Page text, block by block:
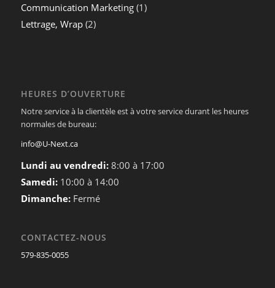
Communication Marketing(1)
Lettrage, Wrap(2)
HEURES D’OUVERTURE
Notre service à la clientèle est à votre service durant les heures
normales de bureau:
info@U-Next.ca
Lundi au vendredi: 8:00 à 17:00
Samedi: 10:00 à 14:00
Dimanche: Fermé
CONTACTEZ-NOUS
579-835-0055